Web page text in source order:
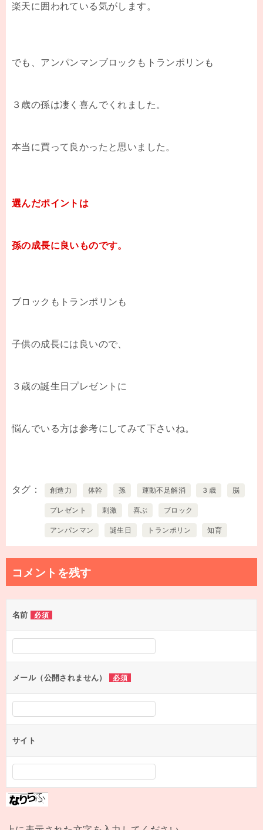
楽天に囲われている気がします。
でも、アンパンマンブロックもトランポリンも
３歳の孫は凄く喜んでくれました。
本当に買って良かったと思いました。
選んだポイントは
孫の成長に良いものです。
ブロックもトランポリンも
子供の成長には良いので、
３歳の誕生日プレゼントに
悩んでいる方は参考にしてみて下さいね。
タグ 創造力 体幹 孫 運動不足解消 ３歳 脳
プレゼント 刺激 喜ぶ ブロック
アンパンマン 誕生日 トランポリン 知育
コメントを残す
名前 必須
メール（公開されません） 必須
サイト